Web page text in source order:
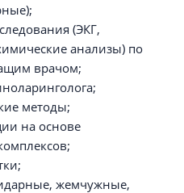
(ЭКГ,
анализы) по
врачом;
методы;
на основе
жемчужные,